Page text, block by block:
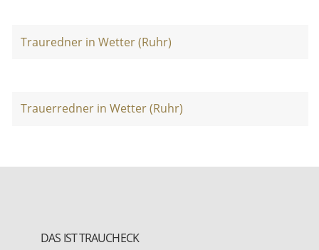
Trauredner in Wetter (Ruhr)
Trauerredner in Wetter (Ruhr)
DAS IST TRAUCHECK